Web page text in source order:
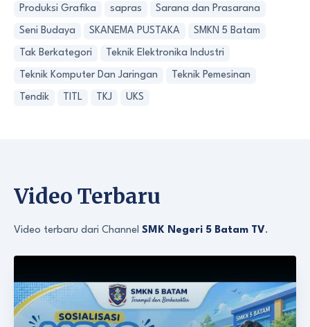
Produksi Grafika sapras Sarana dan Prasarana
Seni Budaya SKANEMA PUSTAKA SMKN 5 Batam
Tak Berkategori Teknik Elektronika Industri
Teknik Komputer Dan Jaringan Teknik Pemesinan
Tendik TITL TKJ UKS
Video Terbaru
Video terbaru dari Channel SMK Negeri 5 Batam TV.